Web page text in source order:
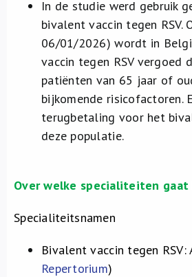
In de studie werd gebruik
bivalent vaccin tegen RSV.
06/01/2026) wordt in
vaccin tegen RSV vergoed
patiënten van 65 jaar of
bijkomende risicofactoren.
terugbetaling voor het
deze populatie.
Over welke specialiteiten gaat
Specialiteitsnamen
Bivalent vaccin tegen
Repertorium)